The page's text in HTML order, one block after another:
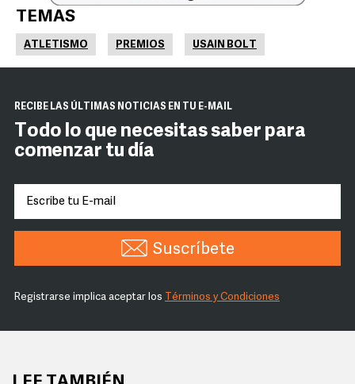
TEMAS
ATLETISMO PREMIOS USAIN BOLT
RECIBE LAS ÚLTIMAS NOTICIAS EN TU E-MAIL
Todo lo que necesitas saber para
comenzar tu día
Suscríbete
Registrarse implica aceptar los Términos y Condiciones